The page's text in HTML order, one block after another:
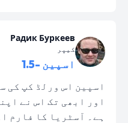
Радик Буркеев
کیپر
اسپین -1.5
اسپین اس ورلڈ کپ کی
اور ابھی تک اس نے
ہے۔ آسٹریا کا فارم